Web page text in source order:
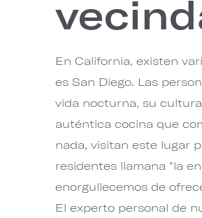
En California, existen
es San Diego. Las
vida nocturna, su
auténtica cocina que
nada, visitan este lugar
residentes llamana "la
enorgullecemos de
El experto personal de